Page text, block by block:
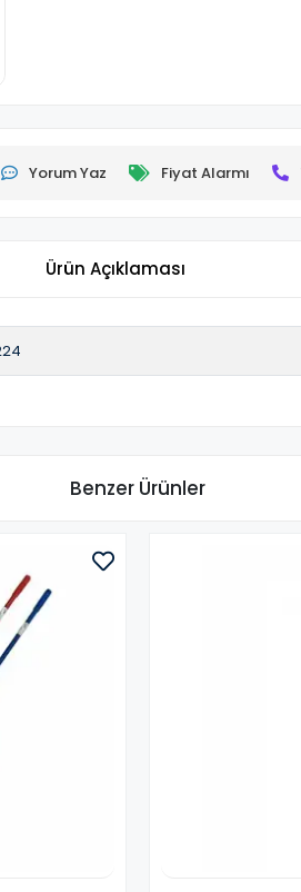
Yorum Yaz Fiyat Alarmı
Ürün Açıklaması
Benzer Ürünler